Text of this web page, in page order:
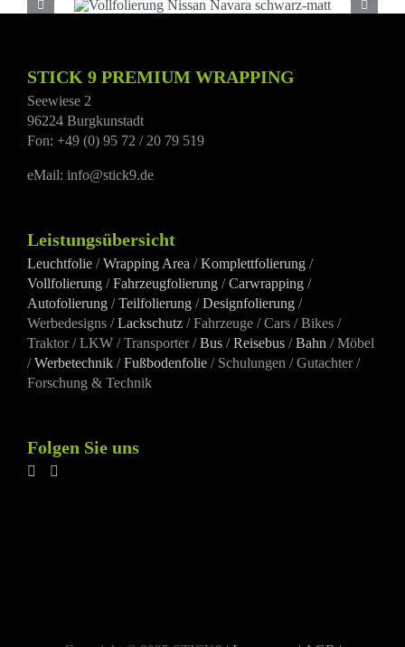
STICK 9 PREMIUM WRAPPING
Seewiese 2
96224 Burgkunstadt
Fon: +49 (0) 95 72 / 20 79 519
eMail: info@stick9.de
Leistungsübersicht
Leuchtfolie /Wrapping Area /Komplettfolierung /
Vollfolierung /Fahrzeugfolierung /Carwrapping /
Autofolierung /Teilfolierung /Designfolierung /
Werbedesigns /Lackschutz / Fahrzeuge / Cars / Bikes /
Traktor / LKW / Transporter /Bus /Reisebus /Bahn / Möbel
/Werbetechnik /Fußbodenfolie / Schulungen / Gutachter /
Forschung & Technik
Folgen Sie uns